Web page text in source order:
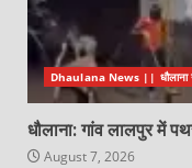
Dhaulana News || धौलाना
धौलाना: गांव लालपुर में
August 7, 2026